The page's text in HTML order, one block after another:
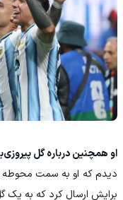
او همچنین درباره گل
دیدم که او به سمت محوطه
برایش ارسال کرد که به یک